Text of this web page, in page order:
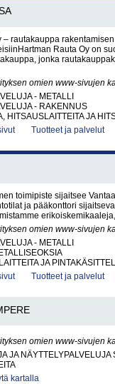
– rautakauppa
Rauta Oy on
jonka
omien www-sivujen
- METALLI
- RAKENNUS
HITSAUSLAITTEITA JA
Tuotteet ja palvelut
toimipiste sijaitsee
ja pääkonttori
omien www-sivujen
- METALLI
JA
Tuotteet ja palvelut
omien www-sivujen
JA NÄYTTELYPALVELUJA
kartalla